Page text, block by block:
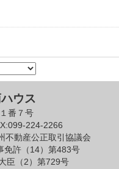
ウス
番７号
224-2266
不動産公正取引協議会
免許（14）第483号
臣（2）第729号